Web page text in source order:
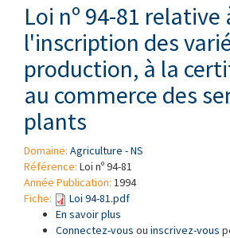
Loi nº 94-81 relative
l'inscription des
production, à la
au commerce des
plants
Domaine: Agriculture - NS
Référence: Loi nº 94-81
Année Publication: 1994
Fiche:
Loi 94-81.pdf
En savoir plus
des variétés, à la
Connectez-vous ou inscrivez-vous